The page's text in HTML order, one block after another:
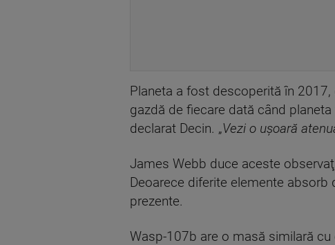
Planeta a fost descoperită în
gazdă de fiecare dată când planeta
declarat Decin. „Vezi o uşoară
James Webb duce aceste
Deoarece diferite elemente
prezente.
Wasp-107b are o masă similară